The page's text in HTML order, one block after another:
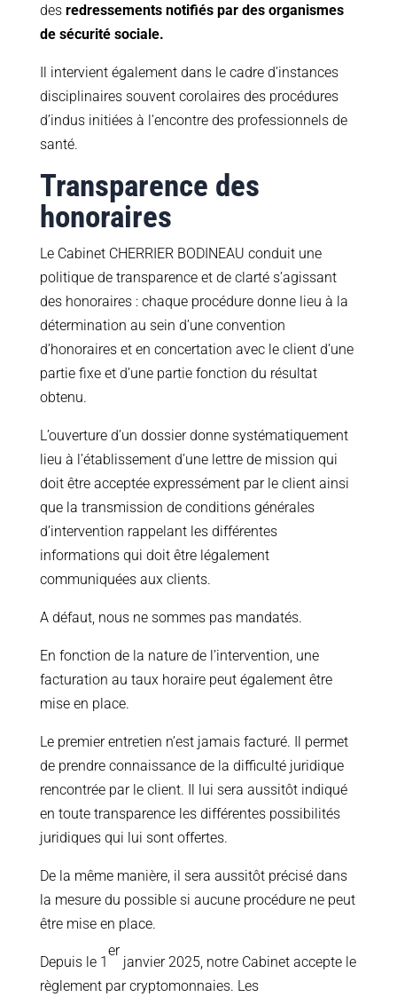
des redressements notifiés par des organismes
de sécurité sociale.
Il intervient également dans le cadre d’instances
disciplinaires souvent corolaires des procédures
d’indus initiées à l’encontre des professionnels de
santé.
Transparence des
honoraires
Le Cabinet CHERRIER BODINEAU conduit une
politique de transparence et de clarté s’agissant
des honoraires : chaque procédure donne lieu à la
détermination au sein d’une convention
d’honoraires et en concertation avec le client d’une
partie fixe et d’une partie fonction du résultat
obtenu.
L’ouverture d’un dossier donne systématiquement
lieu à l’établissement d’une lettre de mission qui
doit être acceptée expressément par le client ainsi
que la transmission de conditions générales
d’intervention rappelant les différentes
informations qui doit être légalement
communiquées aux clients.
A défaut, nous ne sommes pas mandatés.
En fonction de la nature de l’intervention, une
facturation au taux horaire peut également être
mise en place.
Le premier entretien n’est jamais facturé. Il permet
de prendre connaissance de la difficulté juridique
rencontrée par le client. Il lui sera aussitôt indiqué
en toute transparence les différentes possibilités
juridiques qui lui sont offertes.
De la même manière, il sera aussitôt précisé dans
la mesure du possible si aucune procédure ne peut
être mise en place.
Depuis le 1
er
janvier 2025, notre Cabinet accepte le
règlement par cryptomonnaies. Les